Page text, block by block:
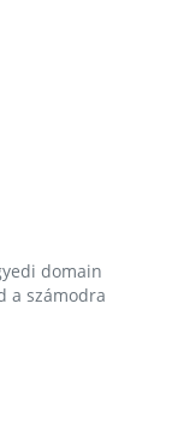
domain
a számodra